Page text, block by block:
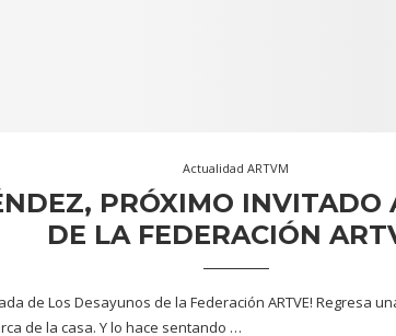
Actualidad ARTVM
PRÓXIMO INVITADO
DE LA FEDERACIÓN
de Los Desayunos de la Federación ARTVE! Regresa
de la casa. Y lo hace sentando …